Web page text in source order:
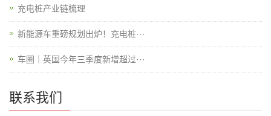
充电桩产业链梳理
新能源车重磅规划出炉！充电桩···
车圈｜英国今年三季度新增超过···
联系我们